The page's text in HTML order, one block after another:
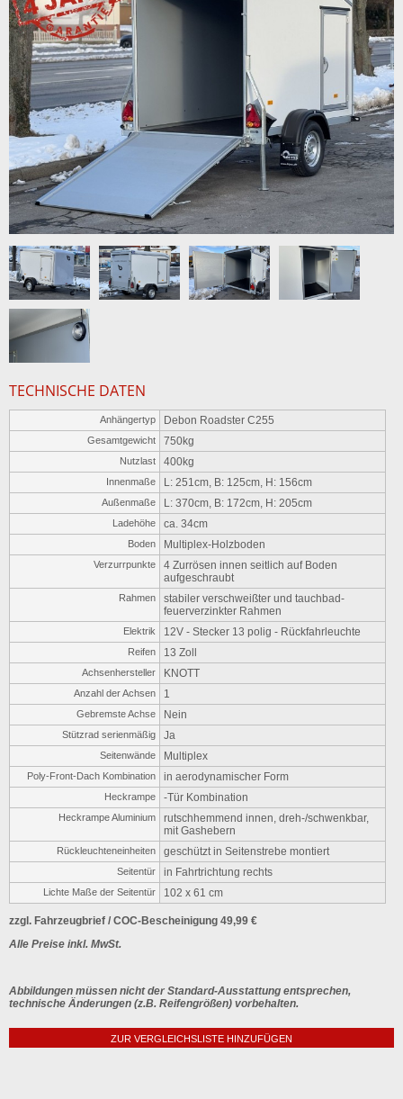
TECHNISCHE DATEN
Anhängertyp Debon Roadster C255
Gesamtgewicht 750kg
Nutzlast 400kg
Innenmaße L: 251cm, B: 125cm, H: 156cm
Außenmaße L: 370cm, B: 172cm, H: 205cm
Ladehöhe ca. 34cm
Boden Multiplex-Holzboden
Verzurrpunkte
4 Zurrösen innen seitlich auf Boden
aufgeschraubt
Rahmen
stabiler verschweißter und tauchbad-
feuerverzinkter Rahmen
Elektrik 12V - Stecker 13 polig - Rückfahrleuchte
Reifen 13 Zoll
Achsenhersteller KNOTT
Anzahl der Achsen 1
Gebremste Achse Nein
Stützrad serienmäßig Ja
Seitenwände Multiplex
Poly-Front-Dach Kombination in aerodynamischer Form
Heckrampe -Tür Kombination
Heckrampe Aluminium
rutschhemmend innen, dreh-/schwenkbar,
mit Gashebern
Rückleuchteneinheiten geschützt in Seitenstrebe montiert
Seitentür in Fahrtrichtung rechts
Lichte Maße der Seitentür 102 x 61 cm
zzgl. Fahrzeugbrief / COC-Bescheinigung 49,99 €
Alle Preise inkl. MwSt.
Abbildungen müssen nicht der Standard-Ausstattung entsprechen,
technische Änderungen (z.B. Reifengrößen) vorbehalten.
ZUR VERGLEICHSLISTE HINZUFÜGEN